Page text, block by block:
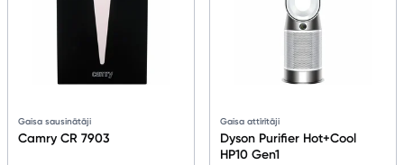
Gaisa sausinātāji
Camry CR 7903
Gaisa attīrītāji
Dyson Purifier Hot+Cool
HP10 Gen1